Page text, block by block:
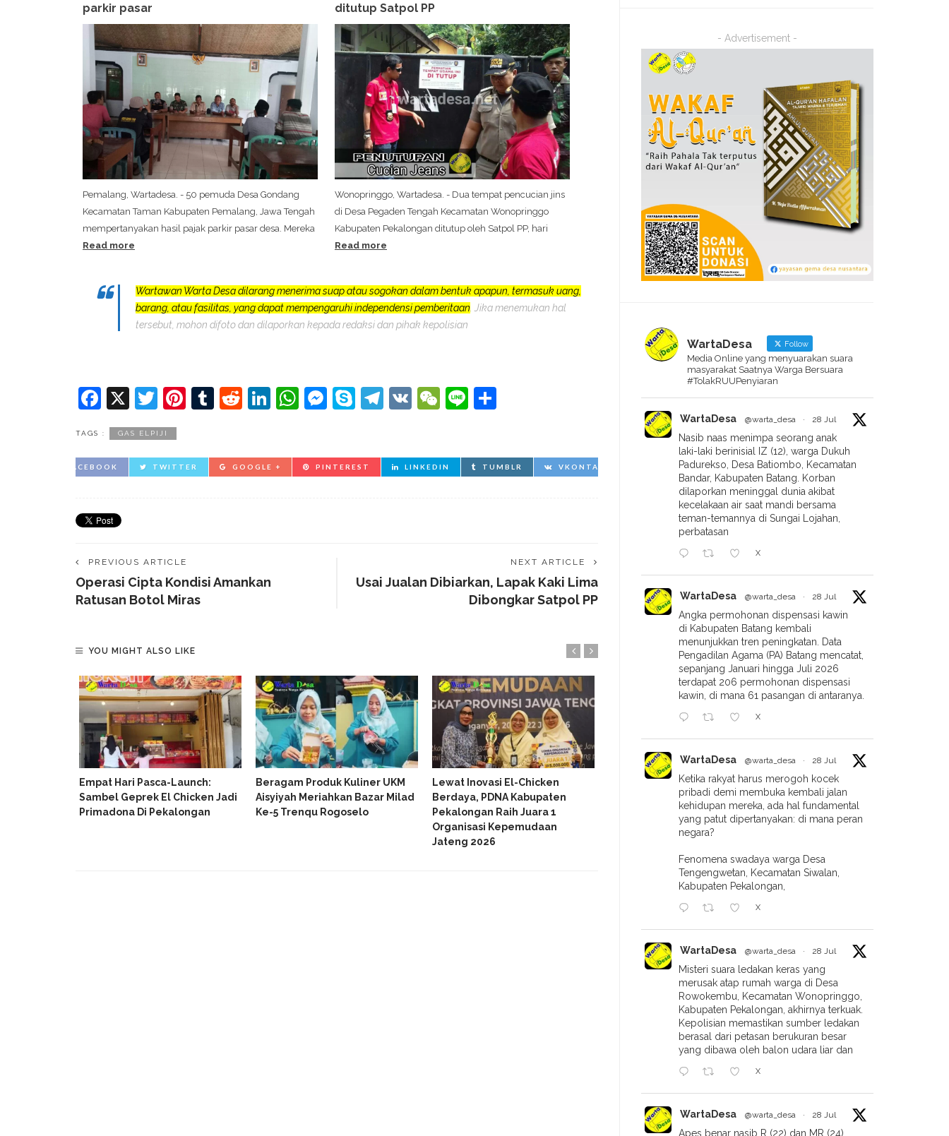
parkir pasar
Pemalang, Wartadesa. - 50 pemuda Desa Gondang
Kecamatan Taman Kabupaten Pemalang, Jawa Tengah
mempertanyakan hasil pajak parkir pasar desa. Mereka
Read more
ditutup Satpol PP
Wonopringgo, Wartadesa. - Dua tempat pencucian jins
di Desa Pegaden Tengah Kecamatan Wonopringgo
Kabupaten Pekalongan ditutup oleh Satpol PP, hari
Read more
Wartawan Warta Desa dilarang menerima suap atau sogokan dalam bentuk apapun, termasuk uang,
barang, atau fasilitas, yang dapat mempengaruhi independensi pemberitaan . Jika menemukan hal
tersebut, mohon difoto dan dilaporkan kepada redaksi dan pihak kepolisian
Facebook
X Twitter
Pinterest
Tumblr
Reddit
LinkedIn
WhatsApp
Messenger
Skype
Telegram
VK WeChat
Line
TAGS : GAS ELPIJI
FACEBOOK TWITTER GOOGLE + PINTEREST LINKEDIN TUMBLR VKONTAKTE
PREVIOUS ARTICLE
Operasi Cipta Kondisi Amankan
Ratusan Botol Miras
NEXT ARTICLE
Usai Jualan Dibiarkan, Lapak Kaki Lima
Dibongkar Satpol PP
YOU MIGHT ALSO LIKE
Empat Hari Pasca-Launch:
Sambel Geprek El Chicken Jadi
Primadona Di Pekalongan
Beragam Produk Kuliner UKM
Aisyiyah Meriahkan Bazar Milad
Ke-5 Trenqu Rogoselo
Lewat Inovasi El-Chicken
Berdaya, PDNA Kabupaten
Pekalongan Raih Juara 1
Organisasi Kepemudaan
Jateng 2026
Bahas Digital Marketing, PDNA
Pekalongan Ajak Perempuan
Pintar Kelola Konten Jualan
Ratusan Perempuan
Pekalongan Antusias Ikuti
Pelatihan Pembuatan Softener
PDNA Dan HIMAFARSI UMPP
- Advertisement -
WartaDesa Follow
Media Online yang menyuarakan suara
masyarakat Saatnya Warga Bersuara
#TolakRUUPenyiaran
WartaDesa @warta_desa · 28 Jul
Nasib naas menimpa seorang anak
laki-laki berinisial IZ (12), warga Dukuh
Padurekso, Desa Batiombo, Kecamatan
Bandar, Kabupaten Batang. Korban
dilaporkan meninggal dunia akibat
kecelakaan air saat mandi bersama
teman-temannya di Sungai Lojahan,
perbatasan
X
WartaDesa @warta_desa · 28 Jul
Angka permohonan dispensasi kawin
di Kabupaten Batang kembali
menunjukkan tren peningkatan. Data
Pengadilan Agama (PA) Batang mencatat,
sepanjang Januari hingga Juli 2026
terdapat 206 permohonan dispensasi
kawin, di mana 61 pasangan di antaranya.
X
WartaDesa @warta_desa · 28 Jul
Ketika rakyat harus merogoh kocek
pribadi demi membuka kembali jalan
kehidupan mereka, ada hal fundamental
yang patut dipertanyakan: di mana peran
negara?
Fenomena swadaya warga Desa
Tengengwetan, Kecamatan Siwalan,
Kabupaten Pekalongan,
X
WartaDesa @warta_desa · 28 Jul
Misteri suara ledakan keras yang
merusak atap rumah warga di Desa
Rowokembu, Kecamatan Wonopringgo,
Kabupaten Pekalongan, akhirnya terkuak.
Kepolisian memastikan sumber ledakan
berasal dari petasan berukuran besar
yang dibawa oleh balon udara liar dan
X
WartaDesa @warta_desa · 28 Jul
Apes benar nasib R (22) dan MR (24).